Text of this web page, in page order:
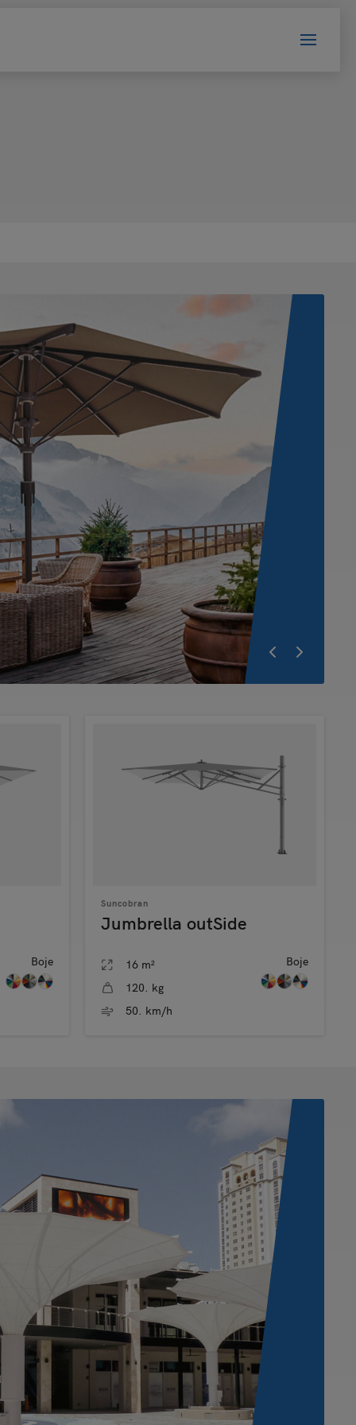
Boje
Suncobran
Jumbrella outSide
16 m²
120. kg
50. km/h
Boje